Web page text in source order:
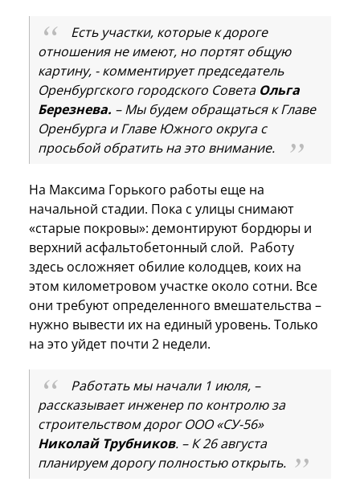
Есть участки, которые к дороге
отношения не имеют, но портят общую
картину, - комментирует председатель
Оренбургского городского Совета Ольга
Березнева. – Мы будем обращаться к Главе
Оренбурга и Главе Южного округа с
просьбой обратить на это внимание.
На Максима Горького работы еще на
начальной стадии. Пока с улицы снимают
«старые покровы»: демонтируют бордюры и
верхний асфальтобетонный слой. Работу
здесь осложняет обилие колодцев, коих на
этом километровом участке около сотни. Все
они требуют определенного вмешательства –
нужно вывести их на единый уровень. Только
на это уйдет почти 2 недели.
Работать мы начали 1 июля, –
рассказывает инженер по контролю за
строительством дорог ООО «СУ-56»
Николай Трубников. – К 26 августа
планируем дорогу полностью открыть.